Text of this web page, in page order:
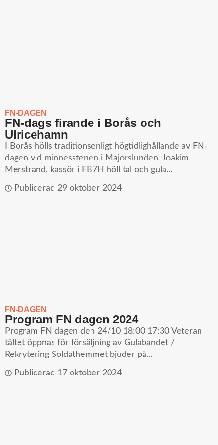
FN-DAGEN
FN-dags firande i Borås och
Ulricehamn
I Borås hölls traditionsenligt högtidlighållande av FN-
dagen vid minnesstenen i Majorslunden. Joakim
Merstrand, kassör i FB7H höll tal och gula...
Publicerad 29 oktober 2024
FN-DAGEN
Program FN dagen 2024
Program FN dagen den 24/10 18:00 17:30 Veteran
tältet öppnas för försäljning av Gulabandet /
Rekrytering Soldathemmet bjuder på...
Publicerad 17 oktober 2024